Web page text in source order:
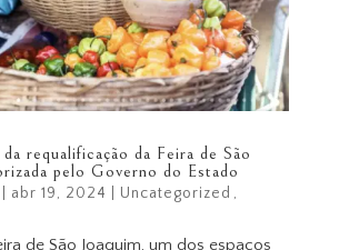
da requalificação da Feira de São
pelo Governo do Estado
abr 19, 2024 Uncategorized
de São Joaquim, um dos espaços